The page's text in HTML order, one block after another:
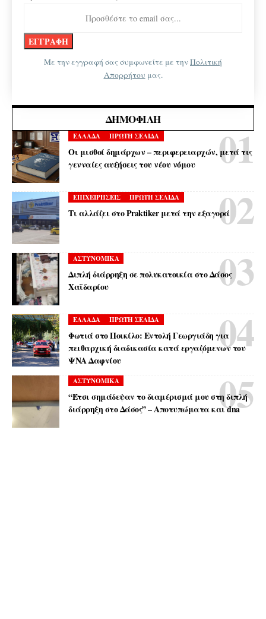
Με την εγγραφή σας συμφωνείτε με τηνΠολιτική
Απορρήτου μας.
ΔΗΜΟΦΙΛΉ
ΕΛΛΑΔΑ ΠΡΩΤΗ ΣΕΛΙΔΑ
Οι μισθοί δημάρχων – περιφερειαρχών, μετά τις
γενναίες αυξήσεις του νέου νόμου
ΕΠΙΧΕΙΡΗΣΕΙΣ ΠΡΩΤΗ ΣΕΛΙΔΑ
Τι αλλάζει στο Praktiker μετά την εξαγορά
ΑΣΤΥΝΟΜΙΚΑ
Διπλή διάρρηξη σε πολυκατοικία στο Δάσος
Χαϊδαρίου
ΕΛΛΑΔΑ ΠΡΩΤΗ ΣΕΛΙΔΑ
Φωτιά στο Ποικίλο: Εντολή Γεωργιάδη για
πειθαρχική διαδικασία κατά εργαζόμενων του
ΨΝΑ Δαφνίου
ΑΣΤΥΝΟΜΙΚΑ
“Έτσι σημάδεψαν το διαμέρισμά μου στη διπλή
διάρρηξη στο Δάσος” – Αποτυπώματα και dna